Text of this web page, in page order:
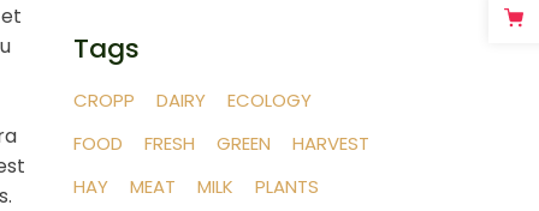
Tags
CROPP DAIRY
ECOLOGY
FOOD
FRESH GREEN
HARVEST
HAY
MEAT MILK
PLANTS